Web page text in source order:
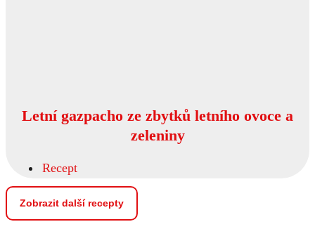
Letní gazpacho ze zbytků letního ovoce a
zeleniny
Recept
Zobrazit další recepty